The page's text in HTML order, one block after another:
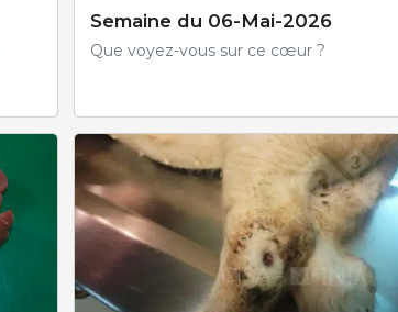
Semaine du 06-Mai-2026
Que voyez-vous sur ce cœur ?